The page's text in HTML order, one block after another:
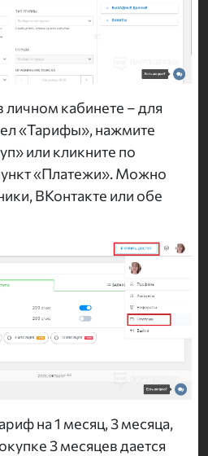
личном кабинете – для
«Тарифы», нажмите
или кликните по
«Платежи». Можно
ВКонтакте или обе
на 1 месяц, 3 месяца,
3 месяцев дается